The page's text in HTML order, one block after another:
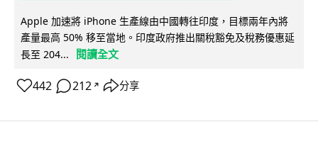
Apple 加速將 iPhone 生產線由中國轉往印度，目標兩年內將
產量最高 50% 移至當地。印度政府推出關稅豁免及稅務優惠延
長至 204...
閱讀全文
442 212 ↗ 分享